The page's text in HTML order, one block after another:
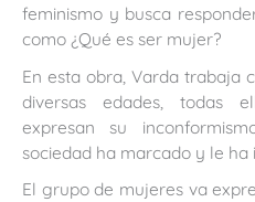
feminismo y busca
como ¿Qué es ser mujer?
En esta obra, Varda trabaja
diversas edades, todas
expresan su
sociedad ha marcado y le ha
El grupo de mujeres va